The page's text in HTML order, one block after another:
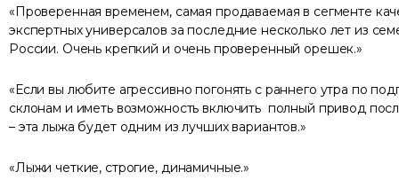
Проверенная временем, самая продаваемая в сегменте
экспертных универсалов за последние несколько лет из
России. Очень крепкий и очень проверенный орешек.
Если вы любите агрессивно погонять с раннего утра по
склонам и иметь возможность включить полный привод
– эта лыжа будет одним из лучших вариантов.
Лыжи четкие, строгие, динамичные.